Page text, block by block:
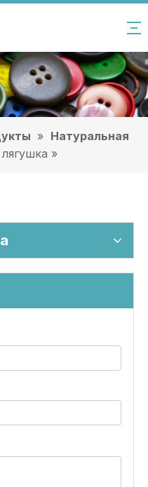
» Натуральная
»